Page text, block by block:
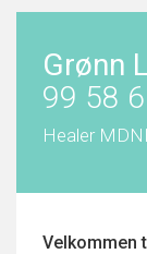
Grønn
99 58
Healer
Velkommen